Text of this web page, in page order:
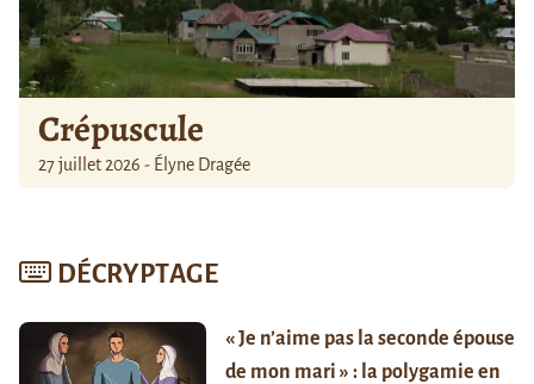
Crépuscule
27 juillet 2026 - Élyne Dragée
DÉCRYPTAGE
« Je n’aime pas la seconde épouse
de mon mari » : la polygamie en